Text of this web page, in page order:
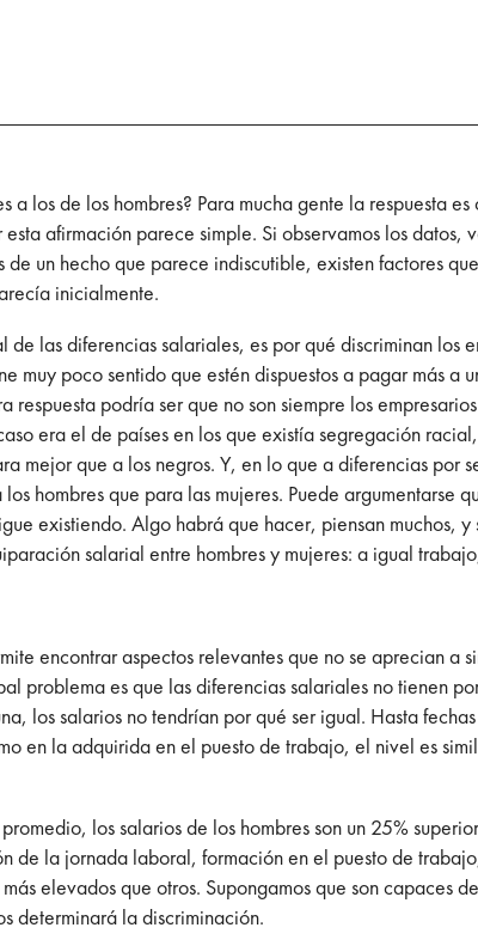
los de los hombres? Para mucha gente la respuesta
afirmación parece simple. Si observamos los datos,
un hecho que parece indiscutible, existen factores
inicialmente.
las diferencias salariales, es por qué discriminan los
muy poco sentido que estén dispuestos a pagar más a
podría ser que no son siempre los
era el de países en los que existía segregación
mejor que a los negros. Y, en lo que a diferencias por
hombres que para las mujeres. Puede argumentarse
existiendo. Algo habrá que hacer, piensan muchos,
salarial entre hombres y mujeres: a igual
encontrar aspectos relevantes que no se aprecian a
problema es que las diferencias salariales no tienen
los salarios no tendrían por qué ser igual. Hasta
en la adquirida en el puesto de trabajo, el nivel es
los salarios de los hombres son un 25%
de la jornada laboral, formación en el puesto de
elevados que otros. Supongamos que son capaces
determinará la discriminación.